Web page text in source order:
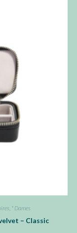
, * Dames
– Classic